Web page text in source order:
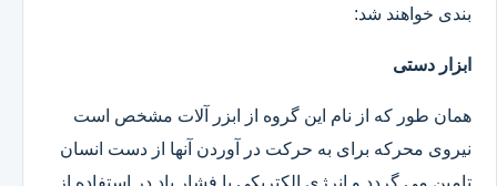
بندی خواهند شد:
ابزار دستی
همان طور که از نام این گروه از ابزر آلات مشخص است
نیروی محرکه برای به حرکت در آوردن آنها از دست انسان
تامین می گردد و انرژی الکتریکی یا فشار باد در استفاده از